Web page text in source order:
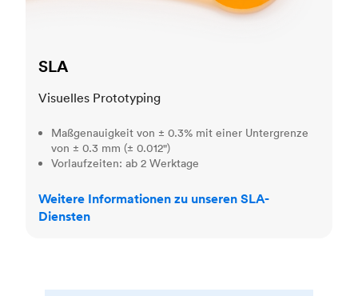
SLA
Visuelles Prototyping
Maßgenauigkeit von ± 0.3% mit einer Untergrenze
von ± 0.3 mm (± 0.012")
Vorlaufzeiten: ab 2 Werktage
Weitere Informationen zu unseren SLA-
Diensten